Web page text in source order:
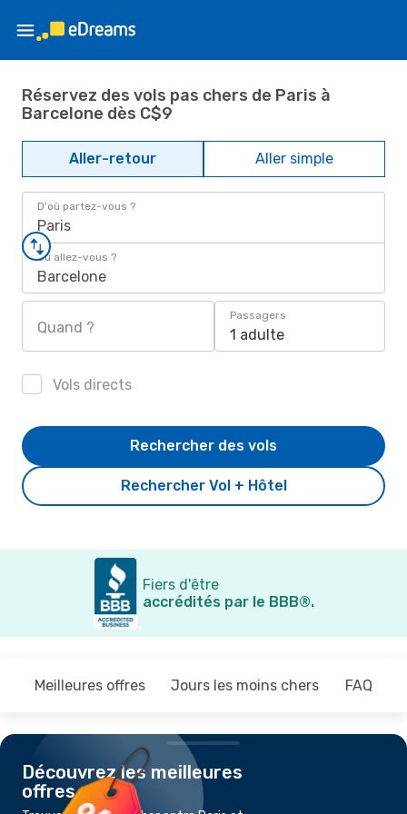
Réservez des vols pas chers de Paris à
Barcelone dès C$9
Aller-retour Aller simple
D'où partez-vous ?
Paris
Où allez-vous ?
Barcelone
Quand ?
Passagers
1 adulte
Vols directs
Rechercher Vol + Hôtel
Rechercher des vols
Fiers d'être
accrédités par le BBB®.
Meilleures offres Jours les moins chers FAQ
Découvrez les meilleures
offres